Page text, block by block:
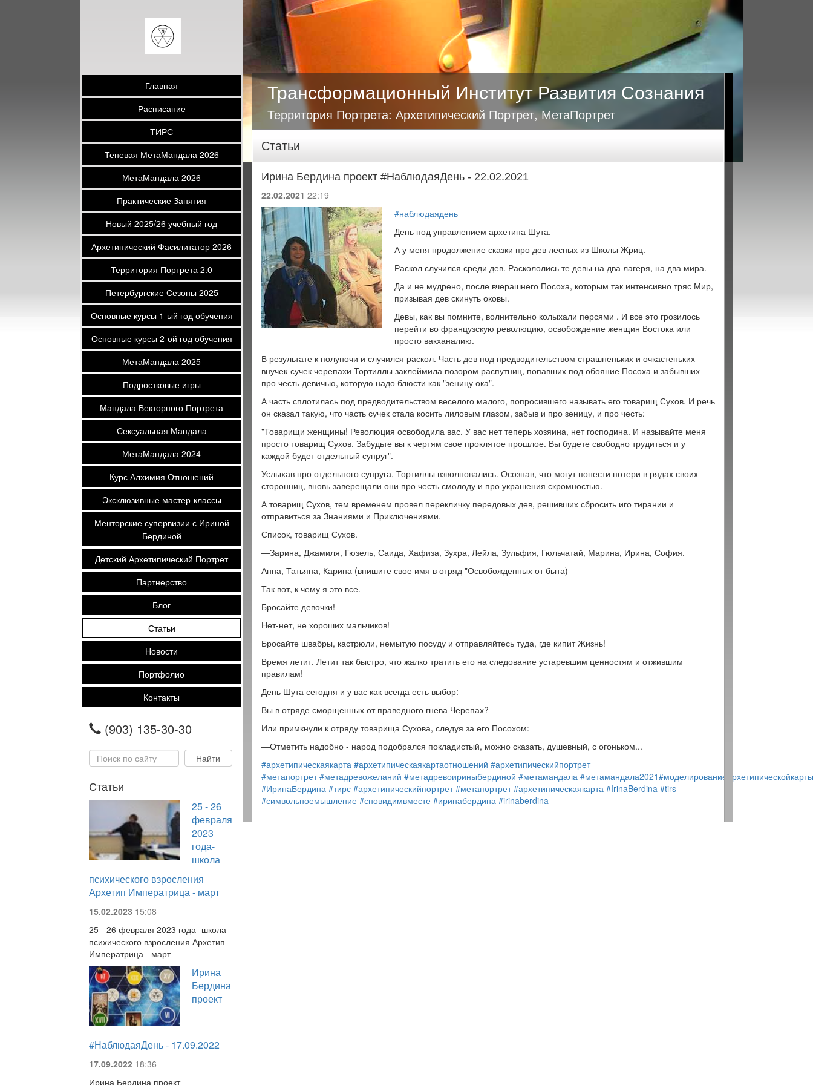
Главная
Расписание
ТИРС
Теневая МетаМандала 2026
МетаМандала 2026
Практические Занятия
Новый 2025/26 учебный год
Архетипический Фасилитатор 2026
Территория Портрета 2.0
Петербургские Сезоны 2025
Основные курсы 1-ый год обучения
Основные курсы 2-ой год обучения
МетаМандала 2025
Подростковые игры
Мандала Векторного Портрета
Сексуальная Мандала
МетаМандала 2024
Курс Алхимия Отношений
Эксклюзивные мастер-классы
Менторские супервизии с Ириной
Бердиной
Детский Архетипический Портрет
Партнерство
Блог
Статьи
Новости
Портфолио
Контакты
(903) 135-30-30
Статьи
25 - 26
февраля
2023
года-
школа
психического взросления
Архетип Императрица - март
15.02.2023 15:08
25 - 26 февраля 2023 года- школа
психического взросления Архетип
Императрица - март
Ирина
Бердина
проект
#НаблюдаяДень - 17.09.2022
17.09.2022 18:36
Ирина Бердина проект
Трансформационный Институт Развития Сознания
Территория Портрета: Архетипический Портрет, МетаПортрет
Статьи
Ирина Бердина проект #НаблюдаяДень - 22.02.2021
22.02.2021 22:19
#наблюдаядень
День под управлением архетипа Шута.
А у меня продолжение сказки про дев лесных из Школы Жриц.
Раскол случился среди дев. Раскололись те девы на два лагеря, на два мира.
Да и не мудрено, после вчерашнего Посоха, которым так интенсивно тряс Мир,
призывая дев скинуть оковы.
Девы, как вы помните, волнительно колыхали персями . И все это грозилось
перейти во французскую революцию, освобождение женщин Востока или
просто вакханалию.
В результате к полуночи и случился раскол. Часть дев под предводительством страшненьких и очкастеньких
внучек-сучек черепахи Тортиллы заклеймила позором распутниц, попавших под обояние Посоха и забывших
про честь девичью, которую надо блюсти как "зеницу ока".
А часть сплотилась под предводительством веселого малого, попросившего называть его товарищ Сухов. И речь
он сказал такую, что часть сучек стала косить лиловым глазом, забыв и про зеницу, и про честь:
"Товарищи женщины! Революция освободила вас. У вас нет теперь хозяина, нет господина. И называйте меня
просто товарищ Сухов. Забудьте вы к чертям свое проклятое прошлое. Вы будете свободно трудиться и у
каждой будет отдельный супруг".
Услыхав про отдельного супруга, Тортиллы взволновались. Осознав, что могут понести потери в рядах своих
сторонниц, вновь заверещали они про честь смолоду и про украшения скромностью.
А товарищ Сухов, тем временем провел перекличку передовых дев, решивших сбросить иго тирании и
отправиться за Знаниями и Приключениями.
Список, товарищ Сухов.
―Зарина, Джамиля, Гюзель, Саида, Хафиза, Зухра, Лейла, Зульфия, Гюльчатай, Марина, Ирина, София.
Анна, Татьяна, Карина (впишите свое имя в отряд "Освобожденных от быта)
Так вот, к чему я это все.
Бросайте девочки!
Нет-нет, не хороших мальчиков!
Бросайте швабры, кастрюли, немытую посуду и отправляйтесь туда, где кипит Жизнь!
Время летит. Летит так быстро, что жалко тратить его на следование устаревшим ценностям и отжившим
правилам!
День Шута сегодня и у вас как всегда есть выбор:
Вы в отряде сморщенных от праведного гнева Черепах?
Или примкнули к отряду товарища Сухова, следуя за его Посохом:
―Отметить надобно - народ подобрался покладистый, можно сказать, душевный, с огоньком...
#архетипическаякарта #архетипическаякартаотношений #архетипическийпортрет
#метапортрет #метадревожеланий #метадревоириныбердиной #метамандала #метамандала2021#моделированиеархетипическойкарты
#ИринаБердина #тирс #архетипическийпортрет #метапортрет #архетипическаякарта #IrinaBerdina #tirs
#символьноемышление #сновидимвместе #иринабердина #irinaberdina